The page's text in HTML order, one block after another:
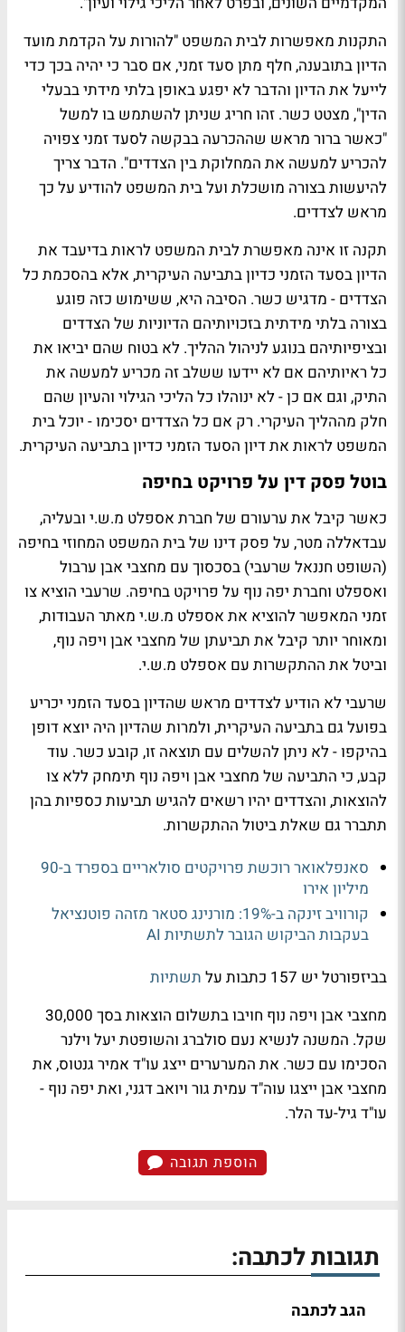
התקנות מאפשרות לבית המשפט "להורות על הקדמת מועד
הדיון בתובענה, חלף מתן סעד זמני, אם סבר כי יהיה בכך כדי
לייעל את הדיון והדבר לא יפגע באופן בלתי מידתי בבעלי
הדין", מצטט כשר. זהו חריג שניתן להשתמש בו למשל
"כאשר ברור מראש שההכרעה בבקשה לסעד זמני צפויה
להכריע למעשה את המחלוקת בין הצדדים". הדבר צריך
להיעשות בצורה מושכלת ועל בית המשפט להודיע על כך
מראש לצדדים.
תקנה זו אינה מאפשרת לבית המשפט לראות בדיעבד את
הדיון בסעד הזמני כדיון בתביעה העיקרית, אלא בהסכמת כל
הצדדים - מדגיש כשר. הסיבה היא, ששימוש כזה פוגע
בצורה בלתי מידתית בזכויותיהם הדיוניות של הצדדים
ובציפיותיהם בנוגע לניהול ההליך. לא בטוח שהם יביאו את
כל ראיותיהם אם לא יידעו ששלב זה מכריע למעשה את
התיק, וגם אם כן - לא ינוהלו כל הליכי הגילוי והעיון שהם
חלק מההליך העיקרי. רק אם כל הצדדים יסכימו - יוכל בית
המשפט לראות את דיון הסעד הזמני כדיון בתביעה העיקרית.
בוטל פסק דין על פרויקט בחיפה
כאשר קיבל את ערעורם של חברת אספלט מ.ש.י ובעליה,
עבדאללה מטר, על פסק דינו של בית המשפט המחוזי בחיפה
(השופט חננאל שרעבי) בסכסוך עם מחצבי אבן ערבול
ואספלט וחברת יפה נוף על פרויקט בחיפה. שרעבי הוציא צו
זמני המאפשר להוציא את אספלט מ.ש.י מאתר העבודות,
ומאוחר יותר קיבל את תביעתן של מחצבי אבן ויפה נוף,
וביטל את ההתקשרות עם אספלט מ.ש.י.
שרעבי לא הודיע לצדדים מראש שהדיון בסעד הזמני יכריע
בפועל גם בתביעה העיקרית, ולמרות שהדיון היה יוצא דופן
בהיקפו - לא ניתן להשלים עם תוצאה זו, קובע כשר. עוד
קבע, כי התביעה של מחצבי אבן ויפה נוף תימחק ללא צו
להוצאות, והצדדים יהיו רשאים להגיש תביעות כספיות בהן
תתברר גם שאלת ביטול ההתקשרות.
סאנפלאואר רוכשת פרויקטים סולאריים בספרד ב-90
מיליון אירו
קורוויב זינקה ב-19%: מורנינג סטאר מזהה פוטנציאל
בעקבות הביקוש הגובר לתשתיות AI
בביזפורטל יש 157 כתבות על
תשתיות
מחצבי אבן ויפה נוף חויבו בתשלום הוצאות בסך 30,000
שקל. המשנה לנשיא נעם סולברג והשופטת יעל וילנר
הסכימו עם כשר. את המערערים ייצג עו"ד אמיר גנטוס, את
מחצבי אבן ייצגו עוה"ד עמית גור ויואב דגני, ואת יפה נוף -
עו"ד גיל-עד הלר.
הוספת תגובה
תגובות לכתבה:
הגב לכתבה